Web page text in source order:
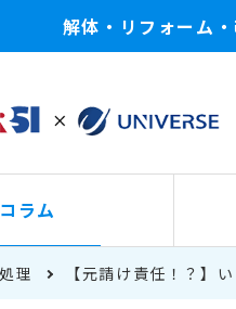
解体・リフォーム
コラム
理 【元請け責任！？】